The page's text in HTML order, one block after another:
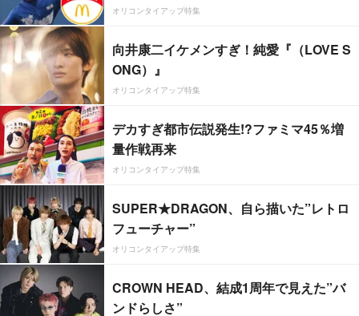
オリコンタイアップ特集
向井康二イケメンすぎ！純愛『（LOVE S
ONG）』
オリコンタイアップ特集
デカすぎ都市伝説発生!?ファミマ45％増
量作戦再来
オリコンタイアップ特集
SUPER★DRAGON、自ら描いた”レトロ
フューチャー”
オリコンタイアップ特集
CROWN HEAD、結成1周年で見えた”バ
ンドらしさ”